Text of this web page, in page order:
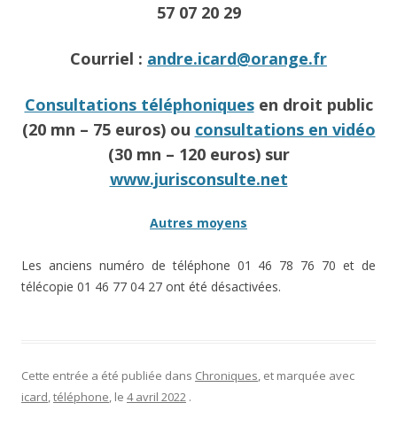
57 07 20 29
Courriel : andre.icard@orange.fr
Consultations téléphoniquesen droit public
(20 mn – 75 euros) ou consultations en vidéo
(30 mn – 120 euros) sur
www.jurisconsulte.net
Autres moyens
Les anciens numéro de téléphone 01 46 78 76 70 et de
télécopie 01 46 77 04 27 ont été désactivées.
Cette entrée a été publiée dans Chroniques, et marquée avec
icard,téléphone, le 4 avril 2022 .